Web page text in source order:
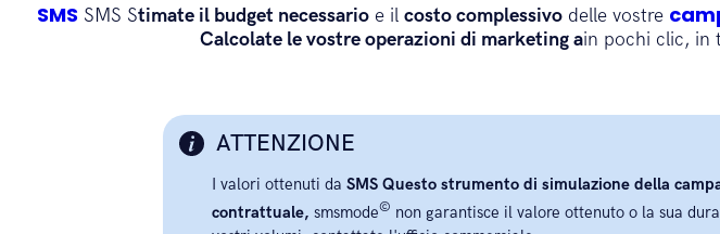
SMS SMS Stimate il budget necessario e il costo complessivo delle vostre
Calcolate le vostre operazioni di marketing ain pochi clic, in
ATTENZIONE
I valori ottenuti da SMS Questo strumento di simulazione della
contrattuale, smsmode© non garantisce il valore ottenuto o la sua